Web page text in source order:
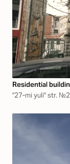
Residential
"27-mi yuli" str.